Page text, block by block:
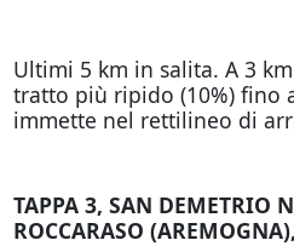
Ultimi 5 km in salita. A 3
tratto più ripido (10%) fino
immette nel rettilineo di
TAPPA 3, SAN DEMETRIO
ROCCARASO